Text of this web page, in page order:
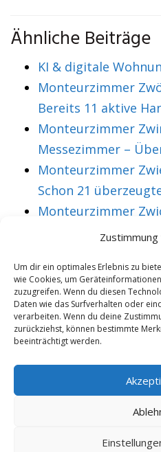
Um dir ein optimales Erlebnis zu
wie Cookies, um
zuzugreifen. Wenn du diesen
Daten wie das Surfverhalten oder
verarbeiten. Wenn du deine
zurückziehst, können bestimmte
beeinträchtigt werden.
Ähnliche Beiträge
KI & digitale
Monteurzimmer
Bereits 11 aktive
Monteurzimmer
Messezimmer –
Monteurzimmer
Schon 21
Monteurzimmer
Über 36 treue
VORHERIGER ARTIKEL
Monteurzimmer
Deutsch Wagram
Messezimmer –
Über 17 aktive